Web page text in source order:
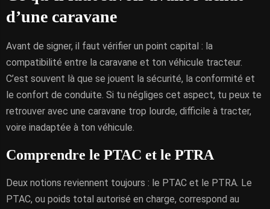
d’une caravane
Avant de signer, il faut vérifier un point capital : la
compatibilité entre la caravane et ton véhicule tracteur.
C’est souvent là que se jouent la sécurité, la conformité et
le confort de conduite. Si tu négliges cet aspect, tu peux te
retrouver avec une caravane trop lourde, difficile à tracter,
voire inadaptée à ton véhicule.
Comprendre le PTAC et le PTRA
Deux notions reviennent toujours : le PTAC et le PTRA. Le
PTAC, ou poids total autorisé en charge, correspond au